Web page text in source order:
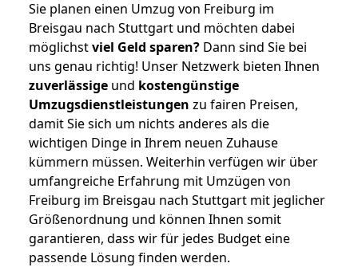
Sie planen einen Umzug von Freiburg im
Breisgau nach Stuttgart und möchten dabei
möglichstviel Geld sparen? Dann sind Sie bei
uns genau richtig! Unser Netzwerk bieten Ihnen
zuverlässige und kostengünstige
Umzugsdienstleistungen zu fairen Preisen,
damit Sie sich um nichts anderes als die
wichtigen Dinge in Ihrem neuen Zuhause
kümmern müssen. Weiterhin verfügen wir über
umfangreiche Erfahrung mit Umzügen von
Freiburg im Breisgau nach Stuttgart mit jeglicher
Größenordnung und können Ihnen somit
garantieren, dass wir für jedes Budget eine
passende Lösung finden werden.